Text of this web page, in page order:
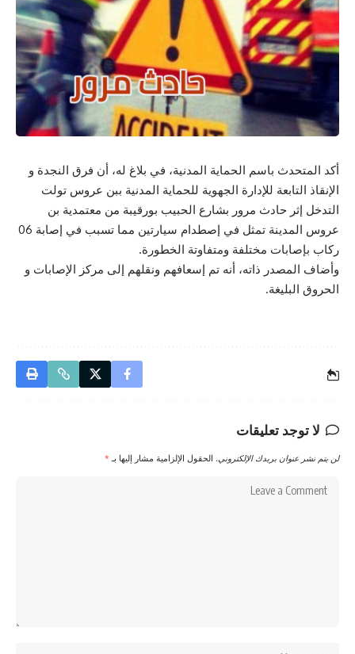
أكد المتحدث باسم الحماية المدنية، في بلاغ له، أن فرق النجدة و
الإنقاذ التابعة للإدارة الجهوية للحماية المدنية ببن عروس تولت
التدخل إثر حادث مرور بشارع الحبيب بورقيبة من معتمدية بن
عروس المدينة تمثل في إصطدام سيارتين مما تسبب في إصابة 06
ركاب بإصابات مختلفة ومتفاوتة الخطورة.
وأضاف المصدر ذاته، أنه تم إسعافهم ونقلهم إلى مركز الإصابات و
الحروق البليغة.
لا توجد تعليقات
لن يتم نشر عنوان بريدك الإلكتروني. الحقول الإلزامية مشار إليها بـ *